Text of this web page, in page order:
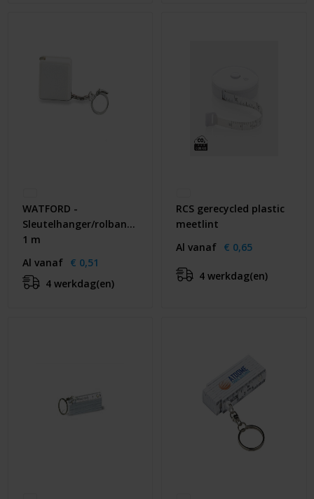
WATFORD -
Sleutelhanger/rolbandmaat
1 m
Al vanaf € 0,51
4 werkdag(en)
RCS gerecycled plastic
meetlint
Al vanaf € 0,65
4 werkdag(en)